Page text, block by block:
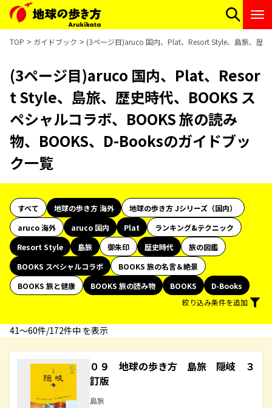
TOP ガイドブック (3ページ目)aruco 国内、Plat、Resort Style、島旅、歴
(3ページ目)aruco 国内、Plat、Resor
t Style、島旅、歴史時代、BOOKS ス
ペシャルコラボ、BOOKS 旅の読み
物、BOOKS、D-Booksのガイドブッ
ク一覧
すべて 地球の歩き方 海外
地球の歩き方 Jシリーズ（国内）
aruco 海外
aruco 国内 Plat
ランキング&テクニック
Resort Style
島旅 御朱印 歴史時代
旅の図鑑
BOOKS スペシャルコラボ
BOOKS 旅の名言＆絶景
BOOKS 旅と健康
BOOKS 旅の読み物 BOOKS
D-Books
絞り込み条件を追加
41〜60件/172件中 を表示
０９ 地球の歩き方 島旅 隠岐 ３
訂版
島旅